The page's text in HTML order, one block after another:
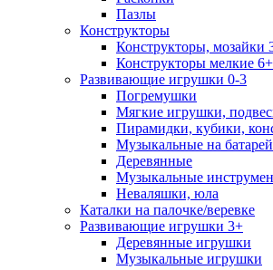
Пазлы
Конструкторы
Конструкторы, мозайки
Конструкторы мелкие 6+
Развивающие игрушки 0-3
Погремушки
Мягкие игрушки,
Пирамидки, кубики,
Музыкальные на
Деревянные
Музыкальные
Неваляшки, юла
Каталки на палочке/веревке
Развивающие игрушки 3+
Деревянные игрушки
Музыкальные игрушки